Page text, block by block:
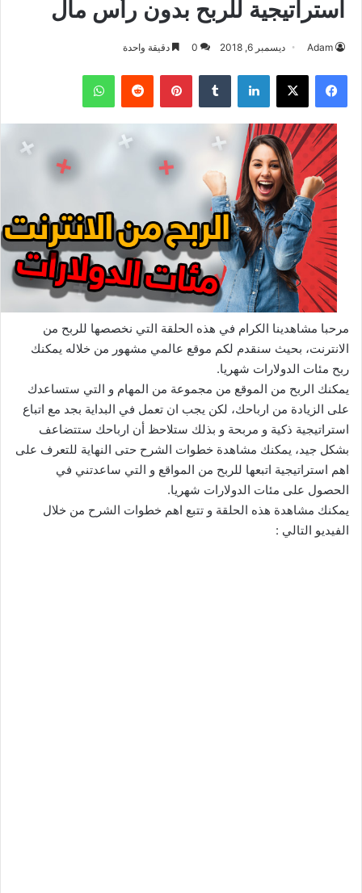
استراتيجية للربح بدون رأس مال
Adam ديسمبر 6, 2018 0 دقيقة واحدة
فيسبوك ‫X لينكدإن بينتيريست واتساب
مرحبا مشاهدينا الكرام في هذه الحلقة التي نخصصها للربح من
الانترنت، بحيث سنقدم لكم موقع عالمي مشهور من خلاله يمكنك
ربح مئات الدولارات شهريا.
يمكنك الربح من الموقع من مجموعة من المهام و التي ستساعدك
على الزيادة من ارباحك، لكن يجب ان تعمل في البداية بجد مع اتباع
استراتيجية ذكية و مربحة و بذلك ستلاحظ أن ارباحك ستتضاعف
بشكل جيد، يمكنك مشاهدة خطوات الشرح حتى النهاية للتعرف على
اهم استراتيجية اتبعها للربح من المواقع و التي ساعدتني في
الحصول على مئات الدولارات شهريا.
يمكنك مشاهدة هذه الحلقة و تتبع اهم خطوات الشرح من خلال
الفيديو التالي :